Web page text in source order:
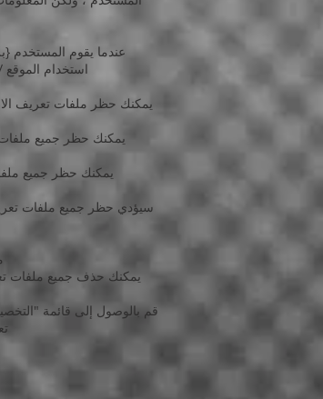
عندما يقوم المستخدم
استخدام
سيؤدي حظر جميع ملفات